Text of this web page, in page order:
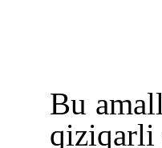
Bu
qiziqarli